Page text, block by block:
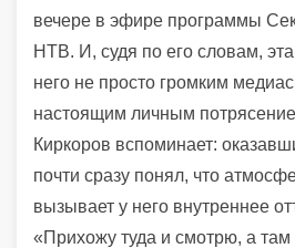
вечере в эфире программы
НТВ. И, судя по его словам,
него не просто громким
настоящим личным
Киркоров вспоминает:
почти сразу понял, что
вызывает у него внутреннее
«Прихожу туда и смотрю, а